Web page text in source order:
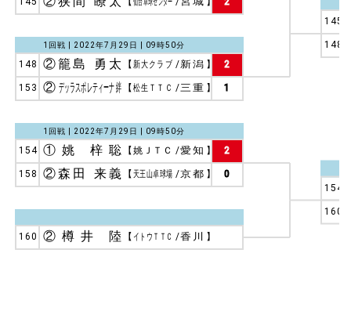
145
148
154
160
1回戦 | 2022年7月29日 | 09時50分
2
148 ②籠島 勇太 【 新大クラブ /新潟 】
1
153 ② デッラスポレティーナ 絆 【 松生ＴＴＣ /三重 】
1回戦 | 2022年7月29日 | 09時50分
2
154 ①姚 梓聡 【 姚ＪＴＣ /愛知 】
0
158 ②森田 来義 【 天王山卓球場 /京都 】
160 ②樽井 陸 【 イトウＴＴＣ /香川 】